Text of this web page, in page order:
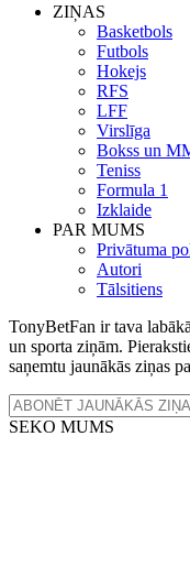
ZIŅAS
Basketbols
Futbols
Hokejs
RFS
LFF
Virslīga
Bokss un
Teniss
Formula 1
Izklaide
PAR MUMS
Privātuma
Autori
Tālsitiens
TonyBetFan ir tava
un sporta ziņām.
saņemtu jaunākās ziņas
SEKO MUMS